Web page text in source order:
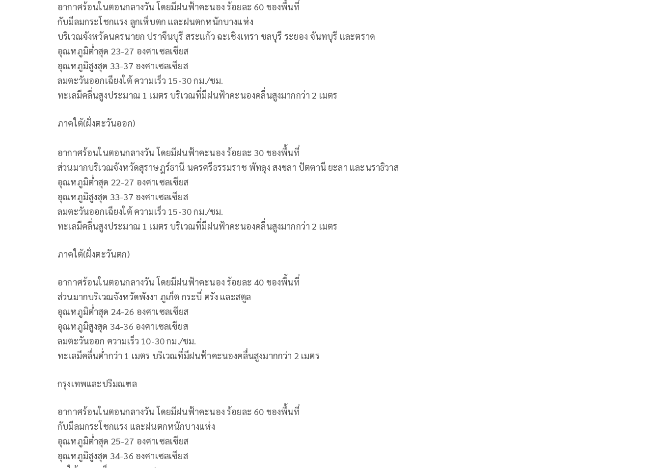
อากาศร้อนในตอนกลางวัน โดยมีฝนฟ้าคะนอง ร้อยละ 60 ของพื้นที่
กับมีลมกระโชกแรง ลูกเห็บตก และฝนตกหนักบางแห่ง
บริเวณจังหวัดนครนายก ปราจีนบุรี สระแก้ว ฉะเชิงเทรา ชลบุรี ระยอง จันทบุรี และตราด
อุณหภูมิต่ำสุด 23-27 องศาเซลเซียส
อุณหภูมิสูงสุด 33-37 องศาเซลเซียส
ลมตะวันออกเฉียงใต้ ความเร็ว 15-30 กม./ชม.
ทะเลมีคลื่นสูงประมาณ 1 เมตร บริเวณที่มีฝนฟ้าคะนองคลื่นสูงมากกว่า 2 เมตร
ภาคใต้(ฝั่งตะวันออก)
อากาศร้อนในตอนกลางวัน โดยมีฝนฟ้าคะนอง ร้อยละ 30 ของพื้นที่
ส่วนมากบริเวณจังหวัดสุราษฎร์ธานี นครศรีธรรมราช พัทลุง สงขลา ปัตตานี ยะลา และนราธิวาส
อุณหภูมิต่ำสุด 22-27 องศาเซลเซียส
อุณหภูมิสูงสุด 33-37 องศาเซลเซียส
ลมตะวันออกเฉียงใต้ ความเร็ว 15-30 กม./ชม.
ทะเลมีคลื่นสูงประมาณ 1 เมตร บริเวณที่มีฝนฟ้าคะนองคลื่นสูงมากกว่า 2 เมตร
ภาคใต้(ฝั่งตะวันตก)
อากาศร้อนในตอนกลางวัน โดยมีฝนฟ้าคะนอง ร้อยละ 40 ของพื้นที่
ส่วนมากบริเวณจังหวัดพังงา ภูเก็ต กระบี่ ตรัง และสตูล
อุณหภูมิต่ำสุด 24-26 องศาเซลเซียส
อุณหภูมิสูงสุด 34-36 องศาเซลเซียส
ลมตะวันออก ความเร็ว 10-30 กม./ชม.
ทะเลมีคลื่นต่ำกว่า 1 เมตร บริเวณที่มีฝนฟ้าคะนองคลื่นสูงมากกว่า 2 เมตร
กรุงเทพและปริมณฑล
อากาศร้อนในตอนกลางวัน โดยมีฝนฟ้าคะนอง ร้อยละ 60 ของพื้นที่
กับมีลมกระโชกแรง และฝนตกหนักบางแห่ง
อุณหภูมิต่ำสุด 25-27 องศาเซลเซียส
อุณหภูมิสูงสุด 34-36 องศาเซลเซียส